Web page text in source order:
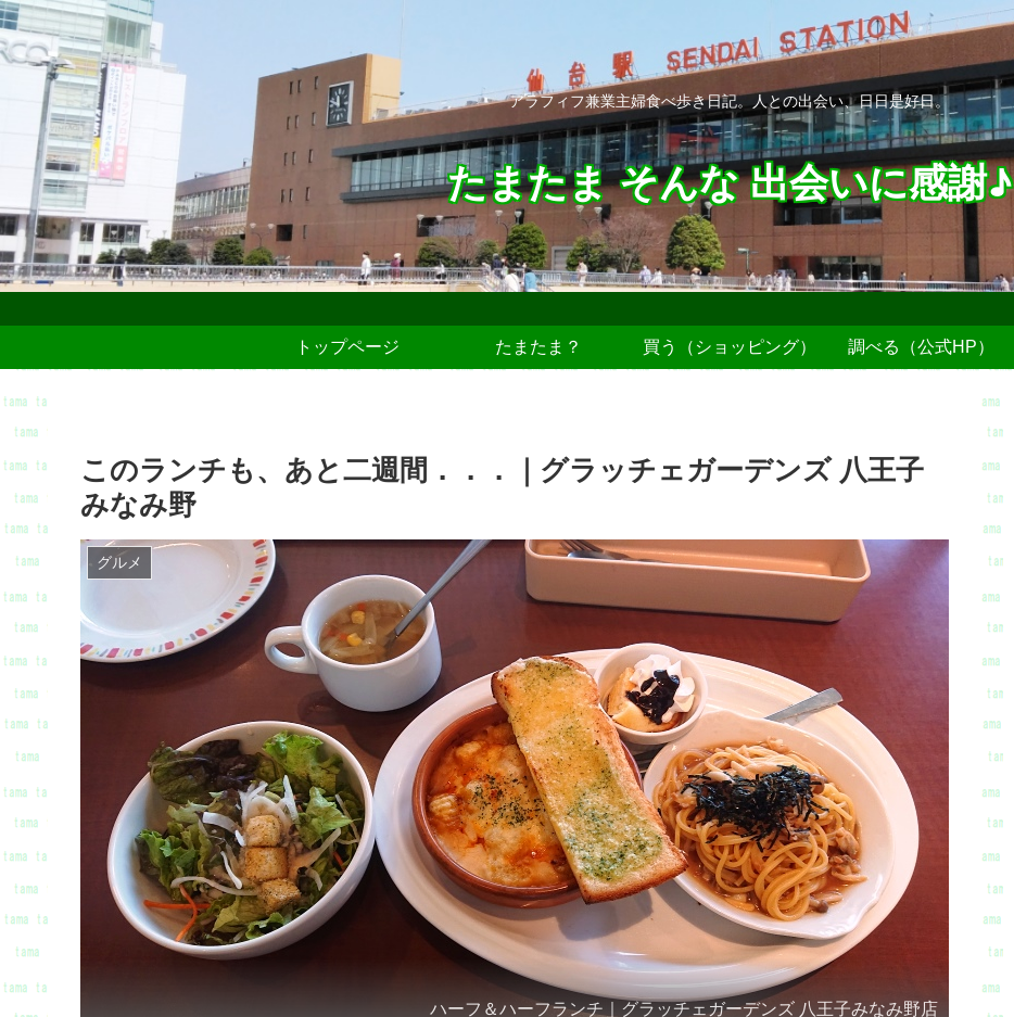
アラフィフ兼業主婦食べ歩き日記。人との出会い、日日是好日。
たまたま そんな 出会いに感謝♪
トップページ たまたま？ 買う（ショッピング） 調べる（公式HP）
このランチも、あと二週間．．．｜グラッチェガーデンズ 八王子
みなみ野
グルメ
ハーフ＆ハーフランチ｜グラッチェガーデンズ 八王子みなみ野店